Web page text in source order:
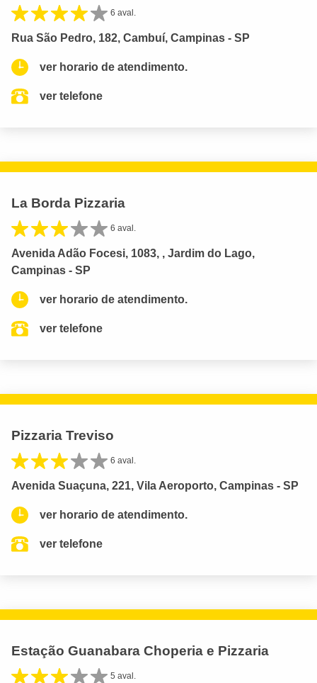
6 aval.
Rua São Pedro, 182, Cambuí, Campinas - SP
ver horario de atendimento.
ver telefone
La Borda Pizzaria
6 aval.
Avenida Adão Focesi, 1083, , Jardim do Lago,
Campinas - SP
ver horario de atendimento.
ver telefone
Pizzaria Treviso
6 aval.
Avenida Suaçuna, 221, Vila Aeroporto, Campinas - SP
ver horario de atendimento.
ver telefone
Estação Guanabara Choperia e Pizzaria
5 aval.